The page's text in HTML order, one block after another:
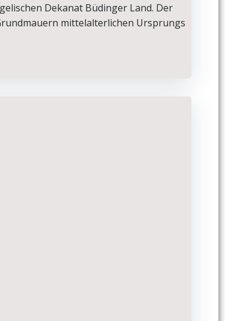
Dekanat Büdinger Land. Der
mittelalterlichen Ursprungs